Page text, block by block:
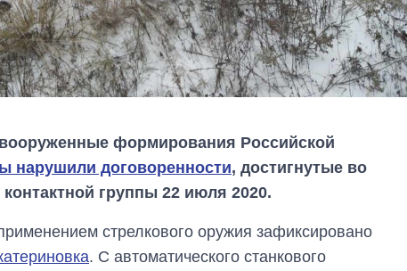
формирования Российской
нарушили договоренности, достигнутые во
группы 22 июля 2020.
стрелкового оружия зафиксировано
. С автоматического станкового